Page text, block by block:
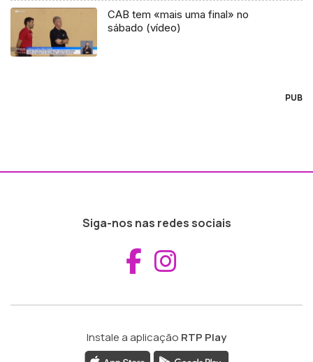
CAB tem «mais uma final» no
sábado (vídeo)
PUB
Siga-nos nas redes sociais
Aceder ao
Instale a aplicação RTP Play